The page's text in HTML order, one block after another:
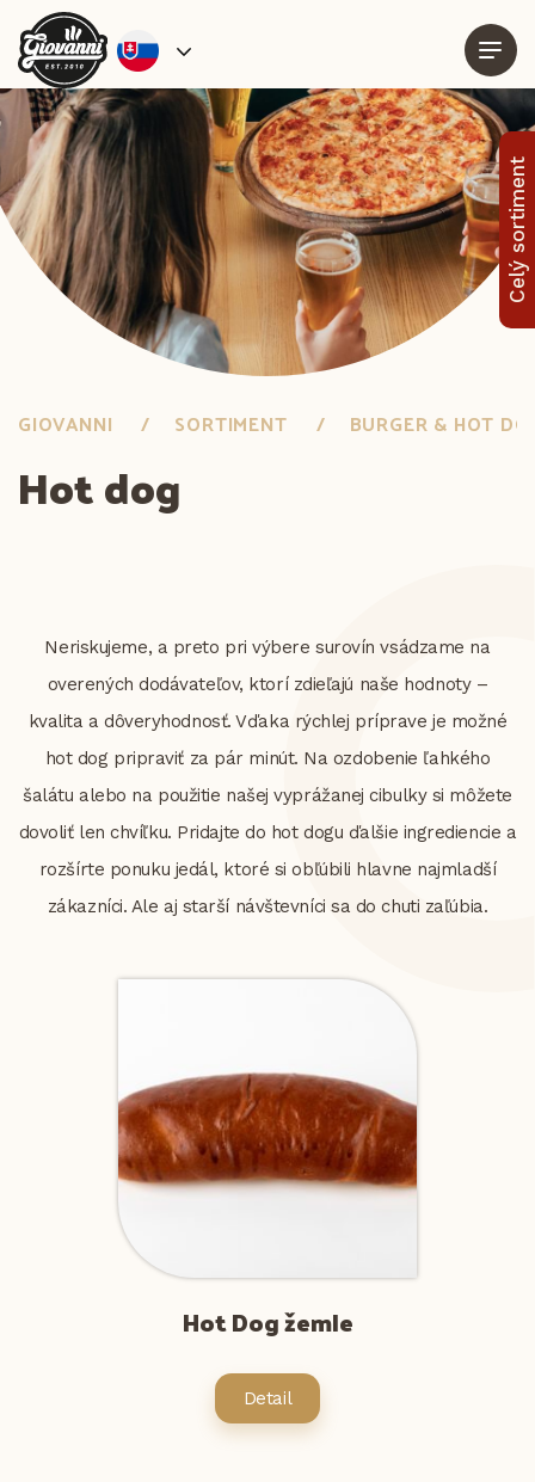
Celý sortiment
GIOVANNI SORTIMENT BURGER & HOT
Hot dog
Neriskujeme, a preto pri výbere surovín vsádzame na
overených dodávateľov, ktorí zdieľajú naše hodnoty –
kvalita a dôveryhodnosť. Vďaka rýchlej príprave je možné
hot dog pripraviť za pár minút. Na ozdobenie ľahkého
šalátu alebo na použitie našej vyprážanej cibulky si môžete
dovoliť len chvíľku. Pridajte do hot dogu ďalšie ingrediencie a
rozšírte ponuku jedál, ktoré si obľúbili hlavne najmladší
zákazníci. Ale aj starší návštevníci sa do chuti zaľúbia.
Hot Dog žemle
Detail